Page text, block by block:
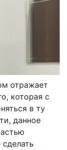
отражает
которая с
в ту
данное